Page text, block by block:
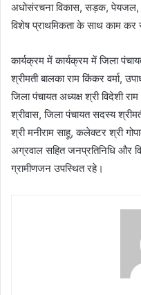
अधोसंरचना विकास, सड़क, पेयजल,
विशेष प्राथमिकता के साथ काम कर
कार्यक्रम में कार्यक्रम में जिला
श्रीमती बालका राम किंकर वर्मा,
जिला पंचायत अध्यक्ष श्री विदेशी
श्रीवास, जिला पंचायत सदस्य
श्री मनीराम साहू, कलेक्टर श्री
अग्रवाल सहित जनप्रतिनिधि और
ग्रामीणजन उपस्थित रहे।